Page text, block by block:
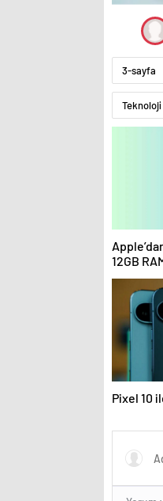
3-sayfa
Teknoloji
12GB
Pixel 10